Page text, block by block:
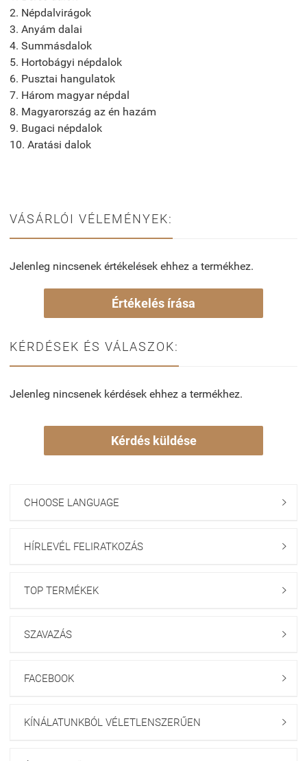
2. Népdalvirágok
3. Anyám dalai
4. Summásdalok
5. Hortobágyi népdalok
6. Pusztai hangulatok
7. Három magyar népdal
8. Magyarország az én hazám
9. Bugaci népdalok
10. Aratási dalok
VÁSÁRLÓI VÉLEMÉNYEK:
Jelenleg nincsenek értékelések ehhez a termékhez.
Értékelés írása
KÉRDÉSEK ÉS VÁLASZOK:
Jelenleg nincsenek kérdések ehhez a termékhez.
Kérdés küldése
CHOOSE LANGUAGE 
HÍRLEVÉL FELIRATKOZÁS 
TOP TERMÉKEK 
SZAVAZÁS 
FACEBOOK 
KÍNÁLATUNKBÓL VÉLETLENSZERŰEN 